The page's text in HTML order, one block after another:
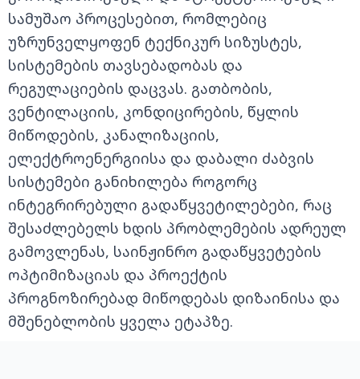
სამუშაო პროცესებით, რომლებიც
უზრუნველყოფენ ტექნიკურ სიზუსტეს,
სისტემების თავსებადობას და
რეგულაციების დაცვას. გათბობის,
ვენტილაციის, კონდიცირების, წყლის
მიწოდების, კანალიზაციის,
ელექტროენერგიისა და დაბალი ძაბვის
სისტემები განიხილება როგორც
ინტეგრირებული გადაწყვეტილებები, რაც
შესაძლებელს ხდის პრობლემების ადრეულ
გამოვლენას, საინჟინრო გადაწყვეტების
ოპტიმიზაციას და პროექტის
პროგნოზირებად მიწოდებას დიზაინისა და
მშენებლობის ყველა ეტაპზე.